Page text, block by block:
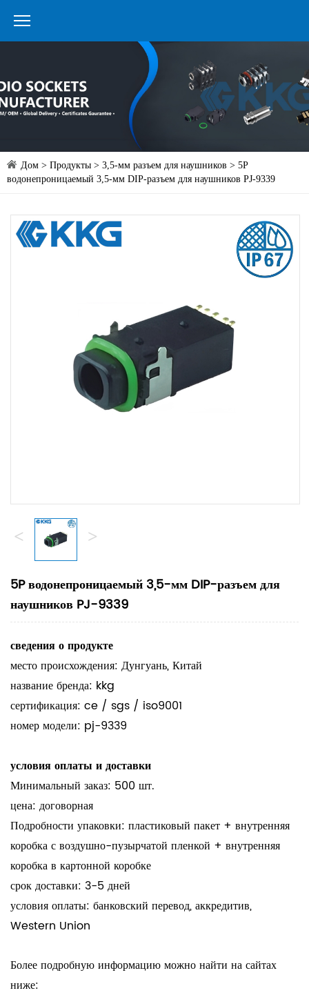
Дом > Продукты > 3,5-мм разъем для наушников > 5P
водонепроницаемый 3,5-мм DIP-разъем для наушников PJ-9339
< >
5P водонепроницаемый 3,5-мм DIP-разъем для
наушников PJ-9339
сведения о продукте
место происхождения: Дунгуань, Китай
название бренда: kkg
сертификация: ce / sgs / iso9001
номер модели: pj-9339
условия оплаты и доставки
Минимальный заказ: 500 шт.
цена: договорная
Подробности упаковки: пластиковый пакет + внутренняя
коробка с воздушно-пузырчатой пленкой + внутренняя
коробка в картонной коробке
срок доставки: 3-5 дней
условия оплаты: банковский перевод, аккредитив,
Western Union
Более подробную информацию можно найти на сайтах
ниже: